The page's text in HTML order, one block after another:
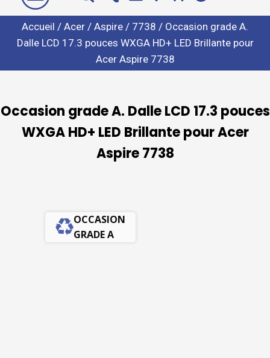
Accueil / Acer / Aspire / 7738 / Occasion grade A.
Dalle LCD 17.3 pouces WXGA HD+ LED Brillante pour
Acer Aspire 7738
Occasion grade A. Dalle LCD 17.3 pouces
WXGA HD+ LED Brillante pour Acer
Aspire 7738
OCCASION
GRADE A